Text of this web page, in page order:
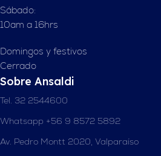
Sábado:
10am a 16hrs
Domingos y festivos
Cerrado
Sobre Ansaldi
Tel. 32 2544600
Whatsapp +56 9 8572 5892
Av. Pedro Montt 2020, Valparaíso